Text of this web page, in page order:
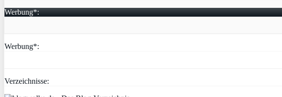
Werbung*:
Werbung*:
Verzeichnisse: